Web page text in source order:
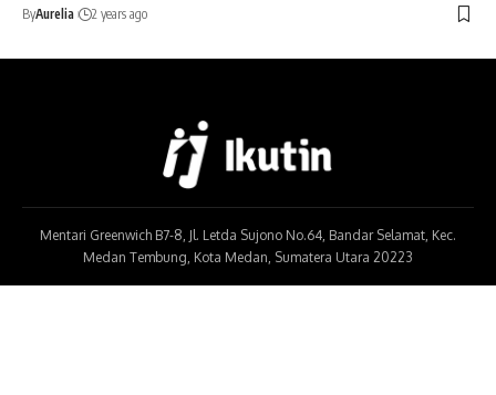
ByAurelia 2 years ago
Mentari Greenwich B7-8, Jl. Letda Sujono No.64, Bandar Selamat, Kec.
Medan Tembung, Kota Medan, Sumatera Utara 20223